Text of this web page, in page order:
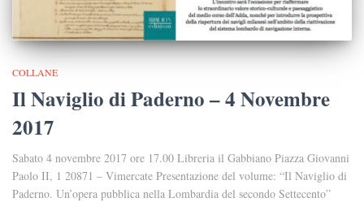
COLLANE
Il Naviglio di Paderno – 4 Novembre
2017
Sabato 4 novembre 2017 ore 17.00 Libreria il Gabbiano Piazza Giovanni
Paolo II, 1 20871 – Vimercate Presentazione del volume: “Il Naviglio di
Paderno. Un’opera pubblica nella Lombardia del secondo Settecento”